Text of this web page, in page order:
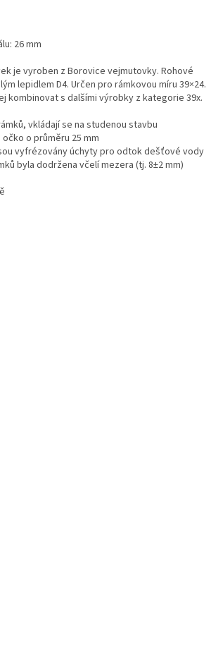
26 mm
je vyroben z Borovice vejmutovky. Rohové
lepidlem D4. Určen pro rámkovou míru 39×24.
kombinovat s dalšími výrobky z kategorie 39x.
vkládají se na studenou stavbu
o průměru 25 mm
vyfrézovány úchyty pro odtok dešťové vody
byla dodržena včelí mezera (tj. 8±2 mm)